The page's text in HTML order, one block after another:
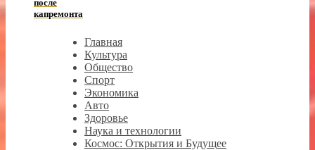
после
капремонта
Главная
Культура
Общество
Спорт
Экономика
Авто
Здоровье
Наука и технологии
Космос: Открытия и Будущее